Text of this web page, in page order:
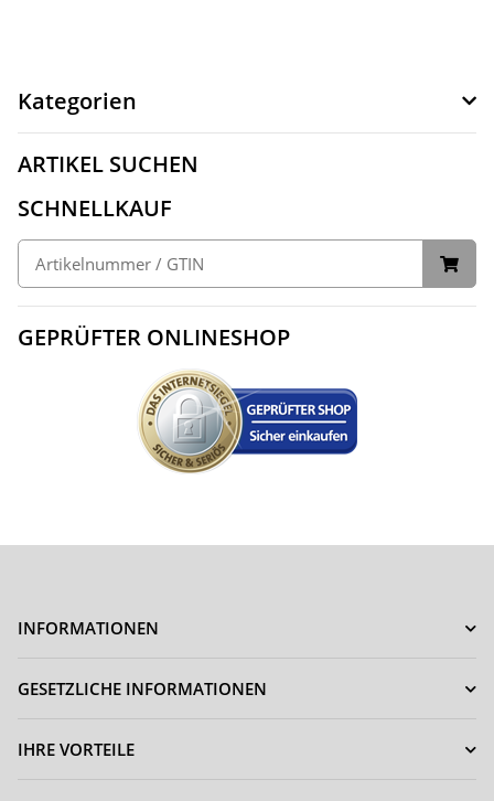
Kategorien
ARTIKEL SUCHEN
SCHNELLKAUF
GEPRÜFTER ONLINESHOP
INFORMATIONEN
GESETZLICHE INFORMATIONEN
IHRE VORTEILE